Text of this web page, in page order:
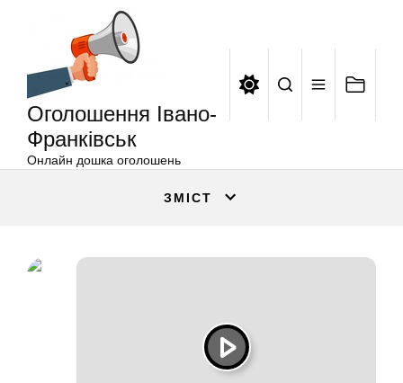
Оголошення Івано-
Франківськ
Онлайн дошка оголошень
ЗМІСТ